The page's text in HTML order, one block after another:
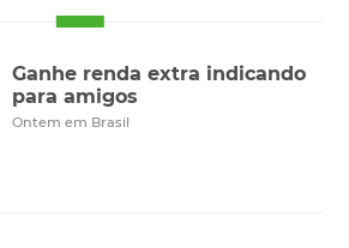
Ganhe renda extra indicando
para amigos
Ontem em Brasil